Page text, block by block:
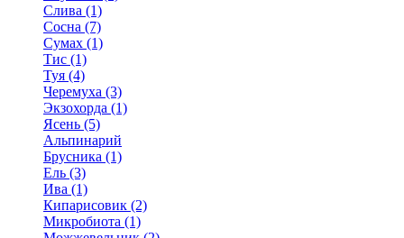
Слива (1)
Сосна (7)
Сумах (1)
Тис (1)
Туя (4)
Черемуха (3)
Экзохорда (1)
Ясень (5)
Альпинарий
Брусника (1)
Ель (3)
Ива (1)
Кипарисовик (2)
Микробиота (1)